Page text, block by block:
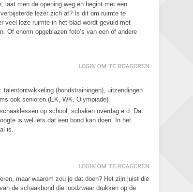
laat men de opening weg en begint met een
lezer zich af? Is dit om ruimte te
veel loze ruimte in het blad wordt gevuld met
Of enorm opgeblazen foto’s van een of andere
talentontwikkeling (bondstrainingen), uitzendingen
ook senioren (EK, WK, Olympiade).
op school, schaken overdag e.d. Dat
is wel iets dat een bond kan doen. In het
is.
LOGIN OM TE REAGEREN
maar waarom zou je dat doen? Het zijn juist die
de schaakbond die loodzwaar drukken op de
LOGIN OM TE REAGEREN